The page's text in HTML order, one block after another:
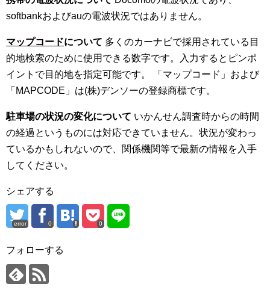
softbankおよびauの電波状況ではありません。
マップコードについて 多くのカーナビで採用されている目
的地検索のために使用できる数字です。入力するとピンポ
イントで目的地を指定可能です。 「マップコード」および
「MAPCODE」は(株)デンソーの登録商標です。
駐車場の状況の変化について いかんせん調査時からの時間
の経過というものには対応できていません。状況が変わっ
ているかもしれないので、関係機関等で最新の情報を入手
してください。
シェアする
error 0 0
フォローする